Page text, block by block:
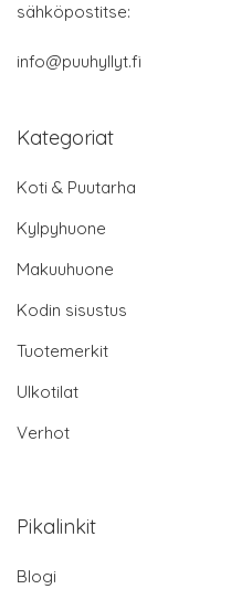
sähköpostitse:
info@puuhyllyt.fi
Kategoriat
Koti & Puutarha
Kylpyhuone
Makuuhuone
Kodin sisustus
Tuotemerkit
Ulkotilat
Verhot
Pikalinkit
Blogi